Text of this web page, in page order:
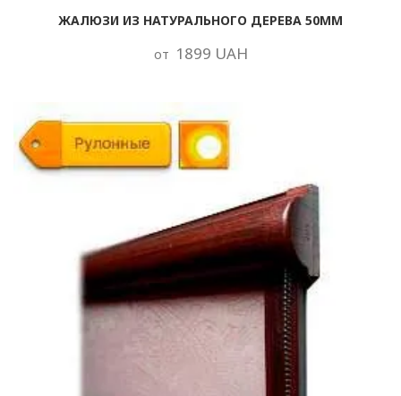
ЖАЛЮЗИ ИЗ НАТУРАЛЬНОГО ДЕРЕВА 50ММ
от 1899 UAH